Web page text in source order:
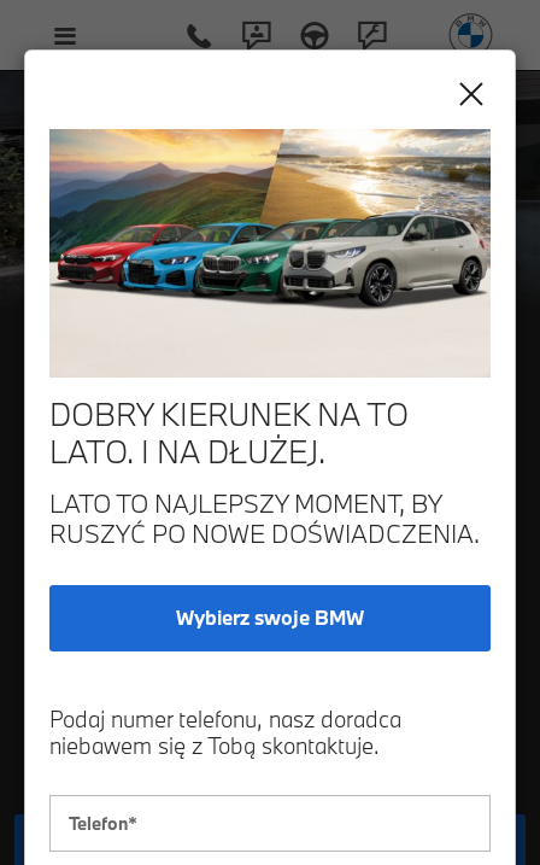
DOBRY KIERUNEK NA TO
LATO. I NA DŁUŻEJ.
LATO TO NAJLEPSZY MOMENT, BY
RUSZYĆ PO NOWE DOŚWIADCZENIA.
Wybierz swoje BMW
Podaj numer telefonu, nasz doradca
niebawem się z Tobą skontaktuje.
M5
BMW M5 Limuzyna.
103%.*
Dowiedz się więcej